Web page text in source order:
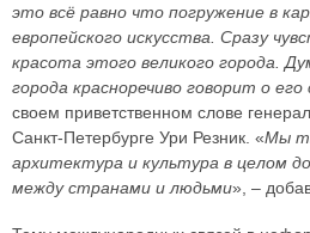
это всё равно что погружение в
европейского искусства. Сразу
красота этого великого города.
города красноречиво говорит о
своем приветственном слове
Санкт-Петербурге Ури Резник. «Мы
архитектура и культура в целом
между странами и людьми», –